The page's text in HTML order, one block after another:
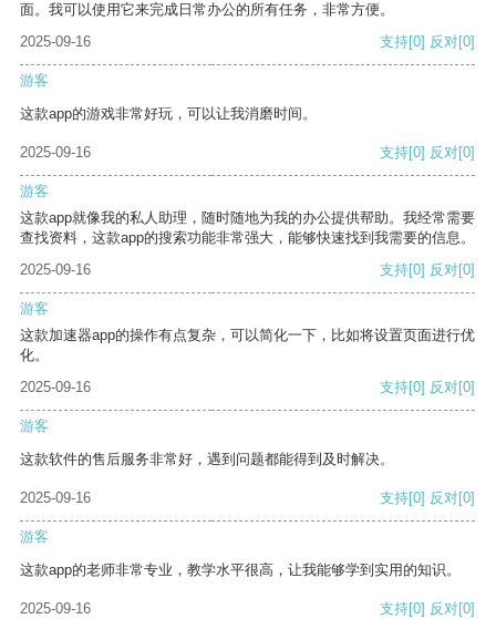
面。我可以使用它来完成日常办公的所有任务，非常方便。
2025-09-16
支持[0] 反对[0]
游客
这款app的游戏非常好玩，可以让我消磨时间。
2025-09-16 支持[0] 反对[0]
游客
这款app就像我的私人助理，随时随地为我的办公提供帮助。我经常需要
查找资料，这款app的搜索功能非常强大，能够快速找到我需要的信息。
2025-09-16
支持[0] 反对[0]
游客
这款加速器app的操作有点复杂，可以简化一下，比如将设置页面进行优
化。
2025-09-16
支持[0] 反对[0]
游客
这款软件的售后服务非常好，遇到问题都能得到及时解决。
2025-09-16 支持[0] 反对[0]
游客
这款app的老师非常专业，教学水平很高，让我能够学到实用的知识。
2025-09-16 支持[0] 反对[0]